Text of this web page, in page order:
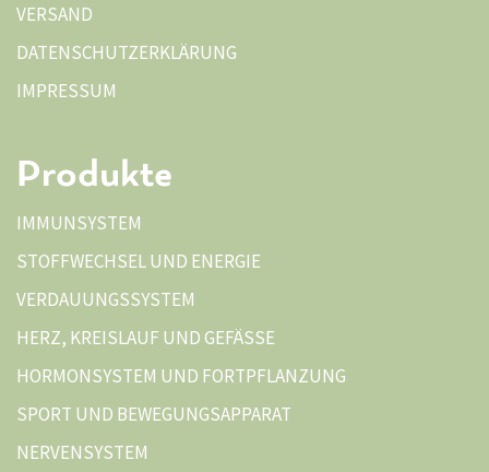
VERSAND
DATENSCHUTZERKLÄRUNG
IMPRESSUM
Produkte
IMMUNSYSTEM
STOFFWECHSEL UND ENERGIE
VERDAUUNGSSYSTEM
HERZ, KREISLAUF UND GEFÄSSE
HORMONSYSTEM UND FORTPFLANZUNG
SPORT UND BEWEGUNGSAPPARAT
NERVENSYSTEM